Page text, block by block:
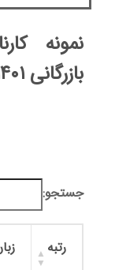
نمونه
بازرگانی ۱۴۰۱
جستجو:
رتبه